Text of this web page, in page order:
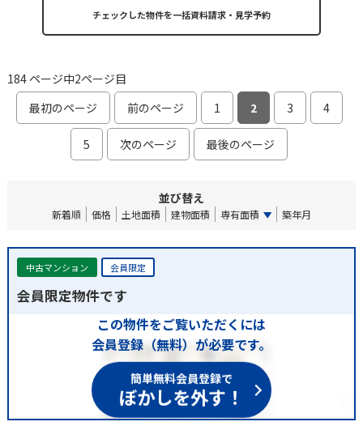
184 ページ中2ページ目
最初のページ
前のページ 1 2 3 4
5 次のページ 最後のページ
並び替え
新着順 価格 土地面積 建物面積 専有面積 築年月
中古マンション 会員限定
会員限定物件です
この物件をご覧いただくには
会員登録（無料）が必要です。
簡単無料会員登録で
ぼかしを外す！